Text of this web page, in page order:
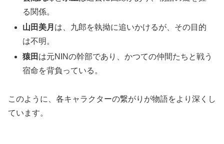
る関係。
山田美月 は、九郎を執拗に追いかけるが、その目的
は不明。
猿田 は元NINの幹部であり、かつての仲間たちと戦う
宿命を背負っている。
このように、各キャラクターの繋がりが物語をより深くし
ています。